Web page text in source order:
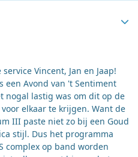
Vincent, Jan en Jaap!
Avond van 't Sentiment
nogal lastig was om dit op de
elkaar te krijgen. Want de
III paste niet zo bij een Goud
stijl. Dus het programma
complex op band worden